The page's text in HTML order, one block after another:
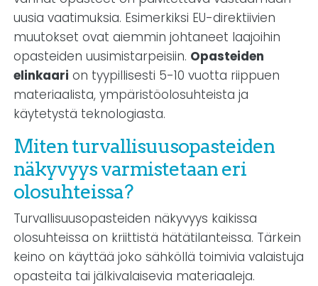
uusia vaatimuksia. Esimerkiksi EU-direktiivien
muutokset ovat aiemmin johtaneet laajoihin
opasteiden uusimistarpeisiin. Opasteiden
elinkaari on tyypillisesti 5-10 vuotta riippuen
materiaalista, ympäristöolosuhteista ja
käytetystä teknologiasta.
Miten turvallisuusopasteiden
näkyvyys varmistetaan eri
olosuhteissa?
Turvallisuusopasteiden näkyvyys kaikissa
olosuhteissa on kriittistä hätätilanteissa. Tärkein
keino on käyttää joko sähköllä toimivia valaistuja
opasteita tai jälkivalaisevia materiaaleja.